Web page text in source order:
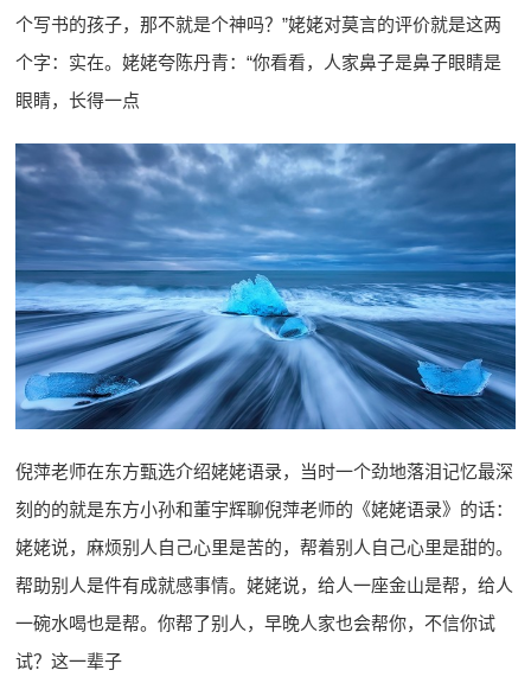
个写书的孩子，那不就是个神吗？”姥姥对莫言的评价就是这两
个字：实在。姥姥夸陈丹青：“你看看，人家鼻子是鼻子眼睛是
眼睛，长得一点
倪萍老师在东方甄选介绍姥姥语录，当时一个劲地落泪记忆最深
刻的的就是东方小孙和董宇辉聊倪萍老师的《姥姥语录》的话：
姥姥说，麻烦别人自己心里是苦的，帮着别人自己心里是甜的。
帮助别人是件有成就感事情。姥姥说，给人一座金山是帮，给人
一碗水喝也是帮。你帮了别人，早晚人家也会帮你，不信你试
试？这一辈子